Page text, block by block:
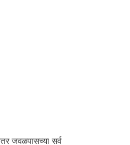
जवळपासच्या सर्व